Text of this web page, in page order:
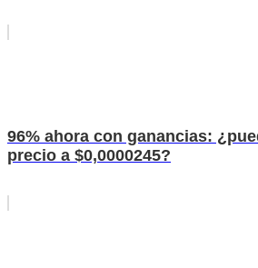
96% ahora con ganancias:
precio a $0,0000245?